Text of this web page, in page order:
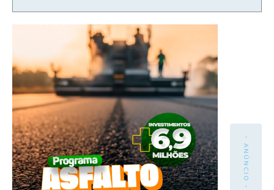
- ANÚNCIO -